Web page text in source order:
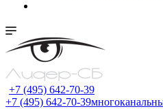
+7 (495) 642-70-39
+7 (495) 642-70-39